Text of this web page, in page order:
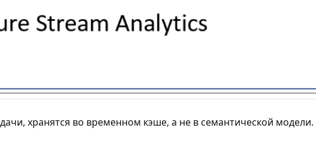
хранятся во временном кэше, а не в семантической